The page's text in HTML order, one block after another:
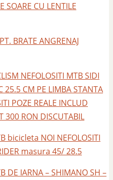
SOARE CU LENTILE
BRATE ANGRENAJ
NEFOLOSITI MTB SIDI
25.5 CM PE LIMBA STANTA
POZE REALE INCLUD
300 RON DISCUTABIL
bicicleta NOI NEFOLOSITI
masura 45/ 28.5
DE IARNA – SHIMANO SH –